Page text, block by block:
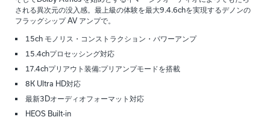
される異次元の没入感。最上級の体験を最大9.4.6chを実現するデノンの
フラッグシップ AV アンプで。
15ch モノリス・コンストラクション・パワーアンプ
15.4chプロセッシング対応
17.4chプリアウト装備:プリアンプモードを搭載
8K Ultra HD対応
最新3Dオーディオフォーマット対応
HEOS Built-in